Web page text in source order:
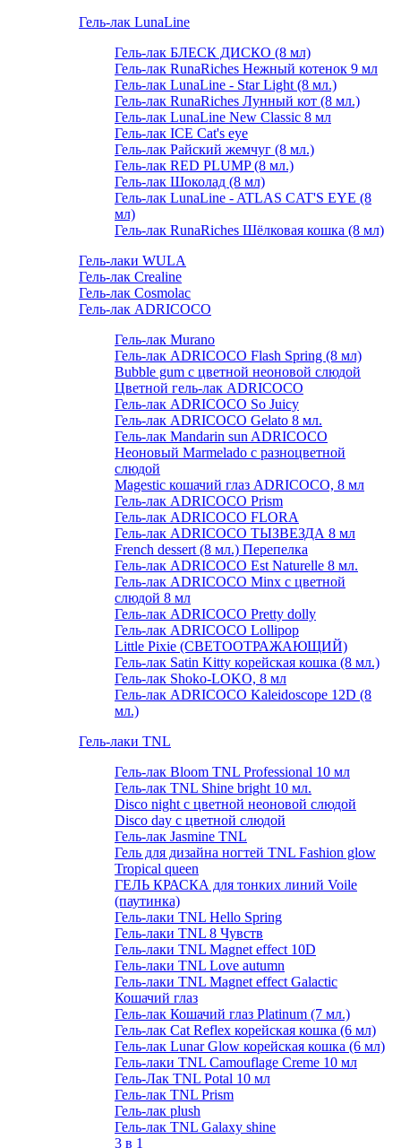
Гель-лак LunaLine
Гель-лак БЛЕСК ДИСКО (8 мл)
Гель-лак RunaRiches Нежный котенок 9 мл
Гель-лак LunaLine - Star Light (8 мл.)
Гель-лак RunaRiches Лунный кот (8 мл.)
Гель-лак LunaLine New Classic 8 мл
Гель-лак ICE Cat's eye
Гель-лак Райский жемчуг (8 мл.)
Гель-лак RED PLUMP (8 мл.)
Гель-лак Шоколад (8 мл)
Гель-лак LunaLine - ATLAS CAT'S EYE (8
мл)
Гель-лак RunaRiches Шёлковая кошка (8 мл)
Гель-лаки WULA
Гель-лак Crealine
Гель-лак Cosmolac
Гель-лак ADRICOCO
Гель-лак Murano
Гель-лак ADRICOCO Flash Spring (8 мл)
Bubble gum с цветной неоновой слюдой
Цветной гель-лак ADRICOCO
Гель-лак ADRICOCO So Juicy
Гель-лак ADRICOCO Gelato 8 мл.
Гель-лак Mandarin sun ADRICOCO
Неоновый Marmelado с разноцветной
слюдой
Magestic кошачий глаз ADRICOCO, 8 мл
Гель-лак ADRICOCO Prism
Гель-лак ADRICOCO FLORA
Гель-лак ADRICOCO ТЫЗВЕЗДА 8 мл
French dessert (8 мл.) Перепелка
Гель-лак ADRICOCO Est Naturelle 8 мл.
Гель-лак ADRICOCO Minx с цветной
слюдой 8 мл
Гель-лак ADRICOCO Pretty dolly
Гель-лак ADRICOCO Lollipop
Little Pixie (СВЕТООТРАЖАЮЩИЙ)
Гель-лак Satin Kitty корейская кошка (8 мл.)
Гель-лак Shoko-LOKO, 8 мл
Гель-лак ADRICOCO Kaleidoscope 12D (8
мл.)
Гель-лаки TNL
Гель-лак Bloom TNL Professional 10 мл
Гель-лак TNL Shine bright 10 мл.
Disco night с цветной неоновой слюдой
Disco day с цветной слюдой
Гель-лак Jasmine TNL
Гель для дизайна ногтей TNL Fashion glow
Tropical queen
ГЕЛЬ КРАСКА для тонких линий Voile
(паутинка)
Гель-лаки TNL Hello Spring
Гель-лаки TNL 8 Чувств
Гель-лаки TNL Magnet effect 10D
Гель-лаки TNL Love autumn
Гель-лаки TNL Magnet effect Galactic
Кошачий глаз
Гель-лак Кошачий глаз Platinum (7 мл.)
Гель-лак Cat Reflex корейская кошка (6 мл)
Гель-лак Lunar Glow корейская кошка (6 мл)
Гель-лаки TNL Camouflage Creme 10 мл
Гель-Лак TNL Potal 10 мл
Гель-лак TNL Prism
Гель-лак plush
Гель-лак TNL Galaxy shine
3 в 1